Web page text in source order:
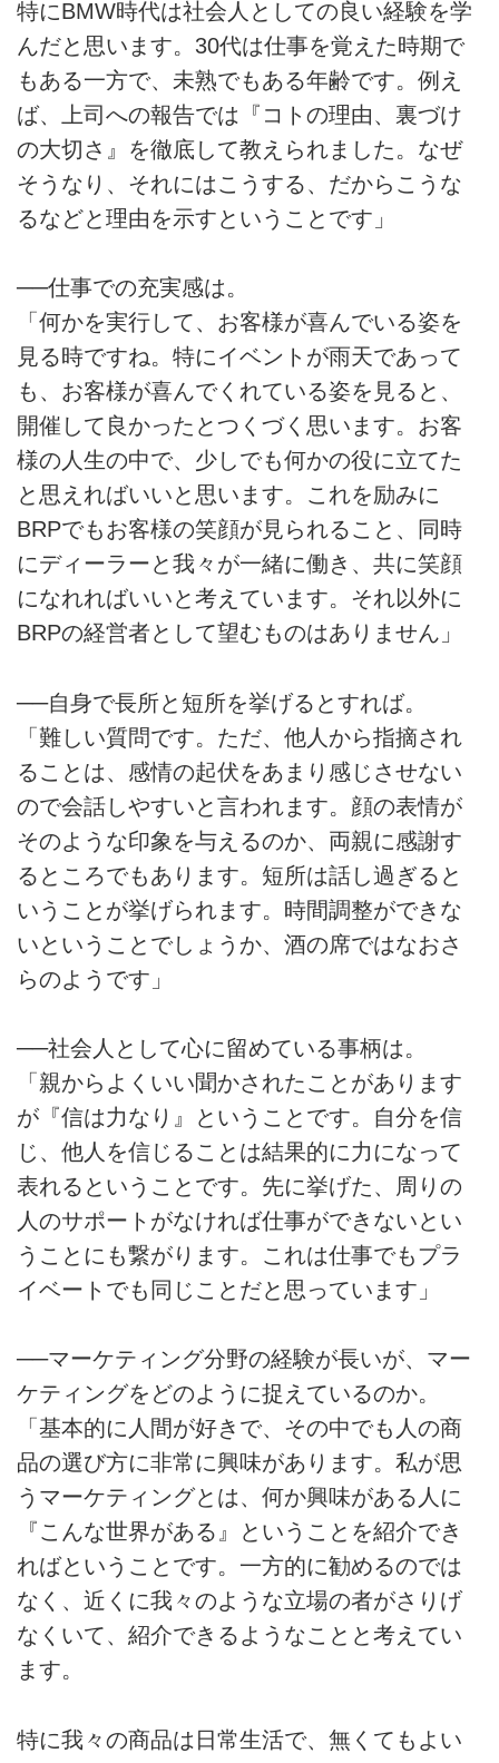
特にBMW時代は社会人としての良い経験を学
んだと思います。30代は仕事を覚えた時期で
もある一方で、未熟でもある年齢です。例え
ば、上司への報告では『コトの理由、裏づけ
の大切さ』を徹底して教えられました。なぜ
そうなり、それにはこうする、だからこうな
るなどと理由を示すということです」
──仕事での充実感は。
「何かを実行して、お客様が喜んでいる姿を
見る時ですね。特にイベントが雨天であって
も、お客様が喜んでくれている姿を見ると、
開催して良かったとつくづく思います。お客
様の人生の中で、少しでも何かの役に立てた
と思えればいいと思います。これを励みに
BRPでもお客様の笑顔が見られること、同時
にディーラーと我々が一緒に働き、共に笑顔
になれればいいと考えています。それ以外に
BRPの経営者として望むものはありません」
──自身で長所と短所を挙げるとすれば。
「難しい質問です。ただ、他人から指摘され
ることは、感情の起伏をあまり感じさせない
ので会話しやすいと言われます。顔の表情が
そのような印象を与えるのか、両親に感謝す
るところでもあります。短所は話し過ぎると
いうことが挙げられます。時間調整ができな
いということでしょうか、酒の席ではなおさ
らのようです」
──社会人として心に留めている事柄は。
「親からよくいい聞かされたことがあります
が『信は力なり』ということです。自分を信
じ、他人を信じることは結果的に力になって
表れるということです。先に挙げた、周りの
人のサポートがなければ仕事ができないとい
うことにも繋がります。これは仕事でもプラ
イベートでも同じことだと思っています」
──マーケティング分野の経験が長いが、マー
ケティングをどのように捉えているのか。
「基本的に人間が好きで、その中でも人の商
品の選び方に非常に興味があります。私が思
うマーケティングとは、何か興味がある人に
『こんな世界がある』ということを紹介でき
ればということです。一方的に勧めるのでは
なく、近くに我々のような立場の者がさりげ
なくいて、紹介できるようなことと考えてい
ます。
特に我々の商品は日常生活で、無くてもよい